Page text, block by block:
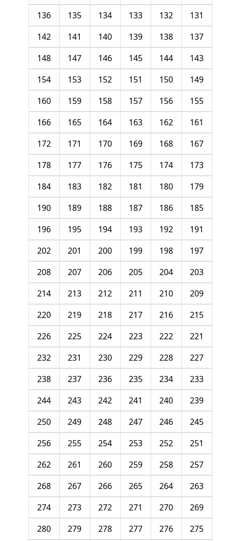
131
132
133
134
135
136
137
138
139
140
141
142
143
144
145
146
147
148
149
150
151
152
153
154
155
156
157
158
159
160
161
162
163
164
165
166
167
168
169
170
171
172
173
174
175
176
177
178
179
180
181
182
183
184
185
186
187
188
189
190
191
192
193
194
195
196
197
198
199
200
201
202
203
204
205
206
207
208
209
210
211
212
213
214
215
216
217
218
219
220
221
222
223
224
225
226
227
228
229
230
231
232
233
234
235
236
237
238
239
240
241
242
243
244
245
246
247
248
249
250
251
252
253
254
255
256
257
258
259
260
261
262
263
264
265
266
267
268
269
270
271
272
273
274
275
276
277
278
279
280